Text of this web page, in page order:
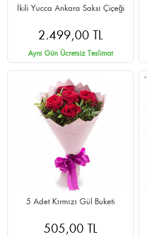
İkili Yucca Ankara Saksı Çiçeği
2.499,00 TL
Aynı Gün Ücretsiz Teslimat
5 Adet Kırmızı Gül Buketi
505,00 TL